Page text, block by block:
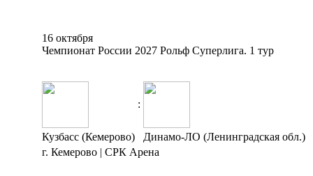
16 октября
Чемпионат России 2027 Рольф Суперлига. 1 тур
:
Кузбасс (Кемерово)
Динамо-ЛО (Ленинградская обл.)
г. Кемерово | СРК Арена